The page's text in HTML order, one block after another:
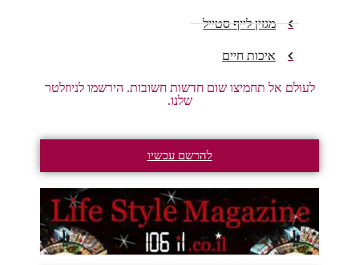
מגזין לייף סטייל
איכות חיים
לעולם אל תחמיצו שום חדשות חשובות. הירשמו לניוזלטר
שלנו.
להרשם עכשיו